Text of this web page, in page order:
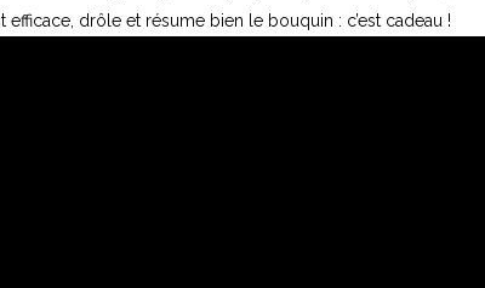
efficace, drôle et résume bien le bouquin : c’est cadeau !